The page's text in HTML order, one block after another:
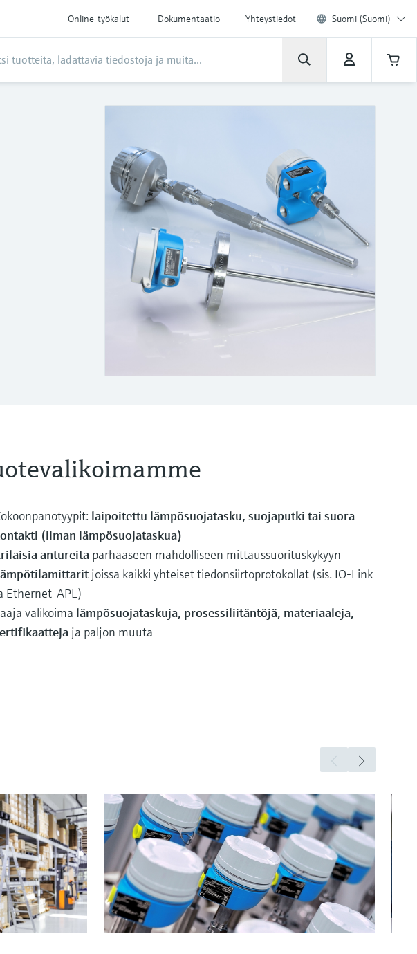
Online-työkalut Dokumentaatio Yhteystiedot Suomi (Suomi)
laipoitettu lämpösuojatasku, suojaputki tai suora
(ilman lämpösuojataskua)
antureita parhaaseen mahdolliseen mittaussuorituskykyyn
joissa kaikki yhteiset tiedonsiirtoprotokollat (sis. IO-Link
Ethernet-APL)
valikoima lämpösuojataskuja, prosessiliitäntöjä, materiaaleja,
ja paljon muuta